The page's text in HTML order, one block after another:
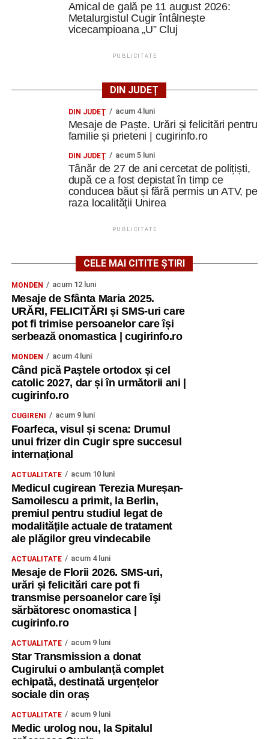
Amical de gală pe 11 august 2026:
Metalurgistul Cugir întâlnește
vicecampioana „U” Cluj
PUBLICITATE
DIN JUDEȚ
DIN JUDEŢ acum 4 luni
Mesaje de Paște. Urări și felicitări pentru
familie și prieteni | cugirinfo.ro
DIN JUDEŢ acum 5 luni
Tânăr de 27 de ani cercetat de polițiști,
după ce a fost depistat în timp ce
conducea băut și fără permis un ATV, pe
raza localității Unirea
PUBLICITATE
CELE MAI CITITE ȘTIRI
MONDEN acum 12 luni
Mesaje de Sfânta Maria 2025.
URĂRI, FELICITĂRI și SMS-uri care
pot fi trimise persoanelor care își
serbează onomastica | cugirinfo.ro
MONDEN acum 4 luni
Când pică Paștele ortodox și cel
catolic 2027, dar și în următorii ani |
cugirinfo.ro
CUGIRENI acum 9 luni
Foarfeca, visul și scena: Drumul
unui frizer din Cugir spre succesul
internațional
ACTUALITATE acum 10 luni
Medicul cugirean Terezia Mureșan-
Samoilescu a primit, la Berlin,
premiul pentru studiul legat de
modalitățile actuale de tratament
ale plăgilor greu vindecabile
ACTUALITATE acum 4 luni
Mesaje de Florii 2026. SMS-uri,
urări și felicitări care pot fi
transmise persoanelor care îşi
sărbătoresc onomastica |
cugirinfo.ro
ACTUALITATE acum 9 luni
Star Transmission a donat
Cugirului o ambulanță complet
echipată, destinată urgențelor
sociale din oraș
ACTUALITATE acum 9 luni
Medic urolog nou, la Spitalul